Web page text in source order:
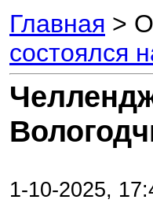
Главная >
состоялся
1-10-2025,